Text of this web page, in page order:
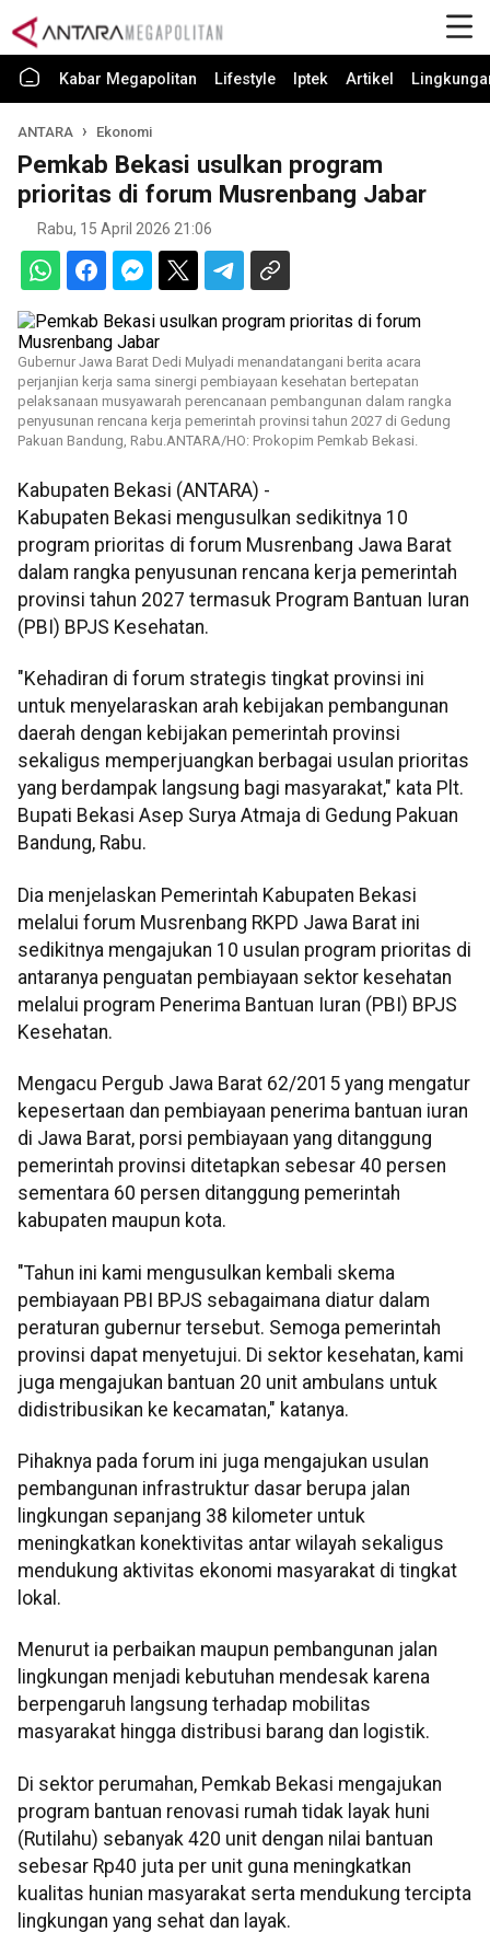
Kabar Megapolitan Lifestyle Iptek Artikel
ANTARA Ekonomi
Pemkab Bekasi usulkan program
prioritas di forum Musrenbang Jabar
Rabu, 15 April 2026 21:06
Gubernur Jawa Barat Dedi Mulyadi menandatangani berita acara
perjanjian kerja sama sinergi pembiayaan kesehatan bertepatan
pelaksanaan musyawarah perencanaan pembangunan dalam rangka
penyusunan rencana kerja pemerintah provinsi tahun 2027 di Gedung
Pakuan Bandung, Rabu.ANTARA/HO: Prokopim Pemkab Bekasi.
Kabupaten Bekasi (ANTARA) -
Kabupaten Bekasi mengusulkan sedikitnya 10
program prioritas di forum Musrenbang Jawa Barat
dalam rangka penyusunan rencana kerja pemerintah
provinsi tahun 2027 termasuk Program Bantuan Iuran
(PBI) BPJS Kesehatan.
"Kehadiran di forum strategis tingkat provinsi ini
untuk menyelaraskan arah kebijakan pembangunan
daerah dengan kebijakan pemerintah provinsi
sekaligus memperjuangkan berbagai usulan prioritas
yang berdampak langsung bagi masyarakat," kata Plt.
Bupati Bekasi Asep Surya Atmaja di Gedung Pakuan
Bandung, Rabu.
Dia menjelaskan Pemerintah Kabupaten Bekasi
melalui forum Musrenbang RKPD Jawa Barat ini
sedikitnya mengajukan 10 usulan program prioritas di
antaranya penguatan pembiayaan sektor kesehatan
melalui program Penerima Bantuan Iuran (PBI) BPJS
Kesehatan.
Mengacu Pergub Jawa Barat 62/2015 yang mengatur
kepesertaan dan pembiayaan penerima bantuan iuran
di Jawa Barat, porsi pembiayaan yang ditanggung
pemerintah provinsi ditetapkan sebesar 40 persen
sementara 60 persen ditanggung pemerintah
kabupaten maupun kota.
"Tahun ini kami mengusulkan kembali skema
pembiayaan PBI BPJS sebagaimana diatur dalam
peraturan gubernur tersebut. Semoga pemerintah
provinsi dapat menyetujui. Di sektor kesehatan, kami
juga mengajukan bantuan 20 unit ambulans untuk
didistribusikan ke kecamatan," katanya.
Pihaknya pada forum ini juga mengajukan usulan
pembangunan infrastruktur dasar berupa jalan
lingkungan sepanjang 38 kilometer untuk
meningkatkan konektivitas antar wilayah sekaligus
mendukung aktivitas ekonomi masyarakat di tingkat
lokal.
Menurut ia perbaikan maupun pembangunan jalan
lingkungan menjadi kebutuhan mendesak karena
berpengaruh langsung terhadap mobilitas
masyarakat hingga distribusi barang dan logistik.
Di sektor perumahan, Pemkab Bekasi mengajukan
program bantuan renovasi rumah tidak layak huni
(Rutilahu) sebanyak 420 unit dengan nilai bantuan
sebesar Rp40 juta per unit guna meningkatkan
kualitas hunian masyarakat serta mendukung tercipta
lingkungan yang sehat dan layak.